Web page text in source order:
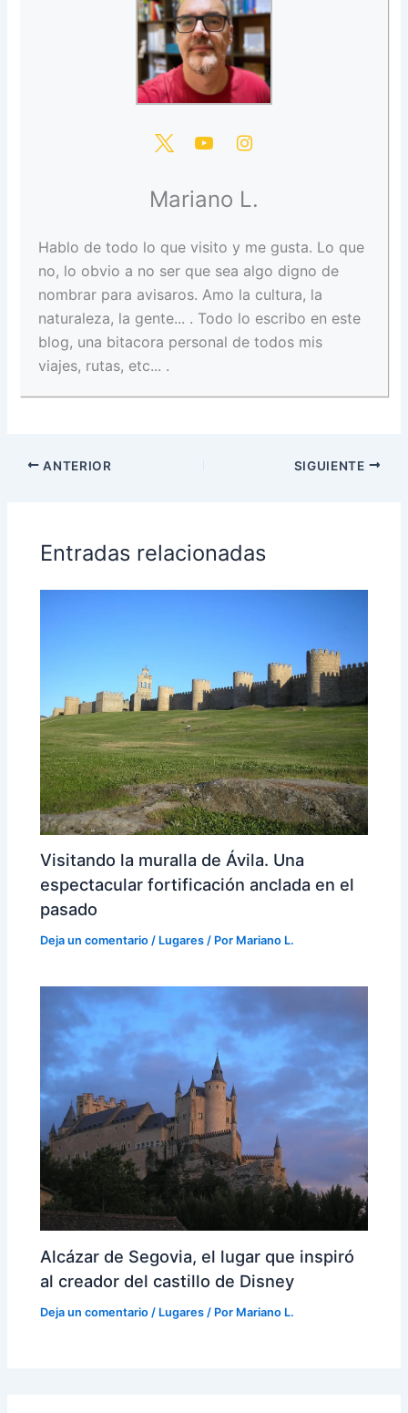
Mariano L.
Hablo de todo lo que visito y me gusta. Lo que
no, lo obvio a no ser que sea algo digno de
nombrar para avisaros. Amo la cultura, la
naturaleza, la gente... . Todo lo escribo en este
blog, una bitacora personal de todos mis
viajes, rutas, etc... .
ANTERIOR SIGUIENTE
Entradas relacionadas
Visitando la muralla de Ávila. Una
espectacular fortificación anclada en el
pasado
Deja un comentario / Lugares / Por Mariano L.
Alcázar de Segovia, el lugar que inspiró
al creador del castillo de Disney
Deja un comentario / Lugares / Por Mariano L.